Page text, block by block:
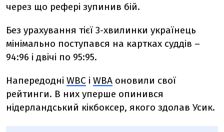
через що рефері зупинив бій.
Без урахування тієї 3-хвилинки українець
мінімально поступався на картках суддів –
94:96 і двічі по 95:95.
Напередодні WBC і WBA оновили свої
рейтинги. В них уперше опинився
нідерландський кікбоксер, якого здолав Усик.